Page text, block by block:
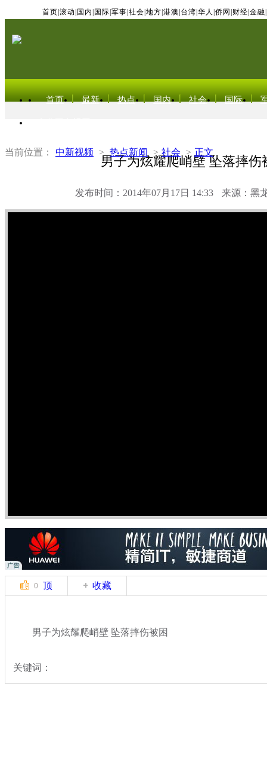
首页 滚动 国内 国际 军事 社会 地方 港澳 台湾 华人 侨网 财经 金融
首页 最新 热点 国内 社会 国际
当前位置： 中新视频 > 热点新闻 > 社会 > 正文
男子为炫耀爬峭壁 坠落摔伤
发布时间：2014年07月17日 14:33 来源：黑
0 顶 收藏
男子为炫耀爬峭壁 坠落摔伤被困
关键词：